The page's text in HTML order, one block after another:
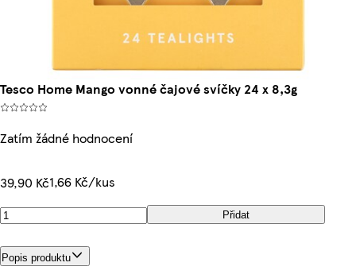
Tesco Home Mango vonné čajové svíčky 24 x 8,3g
Zatím žádné hodnocení
39,90 Kč1,66 Kč/kus
Přidat
Popis produktu